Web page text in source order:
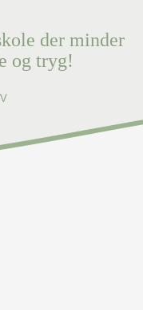
der minder
og tryg!